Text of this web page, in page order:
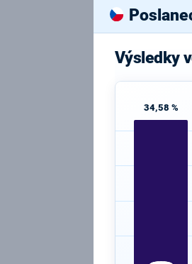
Výsledky
34,58 %